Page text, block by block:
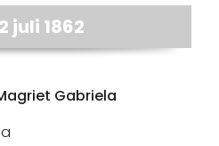
juli 1862
Gabriela